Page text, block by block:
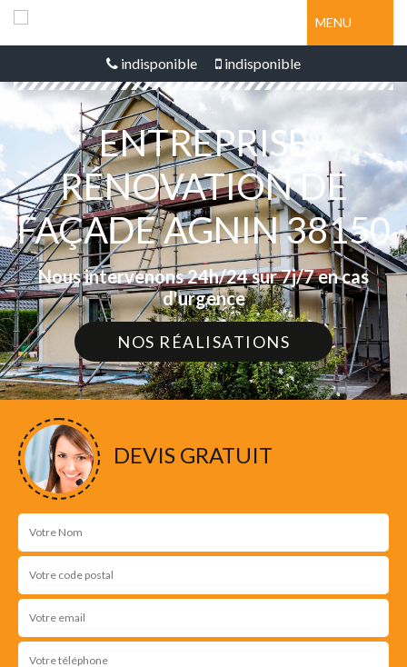
MENU
indisponible indisponible
ENTREPRISE
RÉNOVATION DE
FAÇADE AGNIN 38150
Nous intervenons 24h/24 sur 7j/7 en cas
d'urgence
NOS RÉALISATIONS
DEVIS GRATUIT